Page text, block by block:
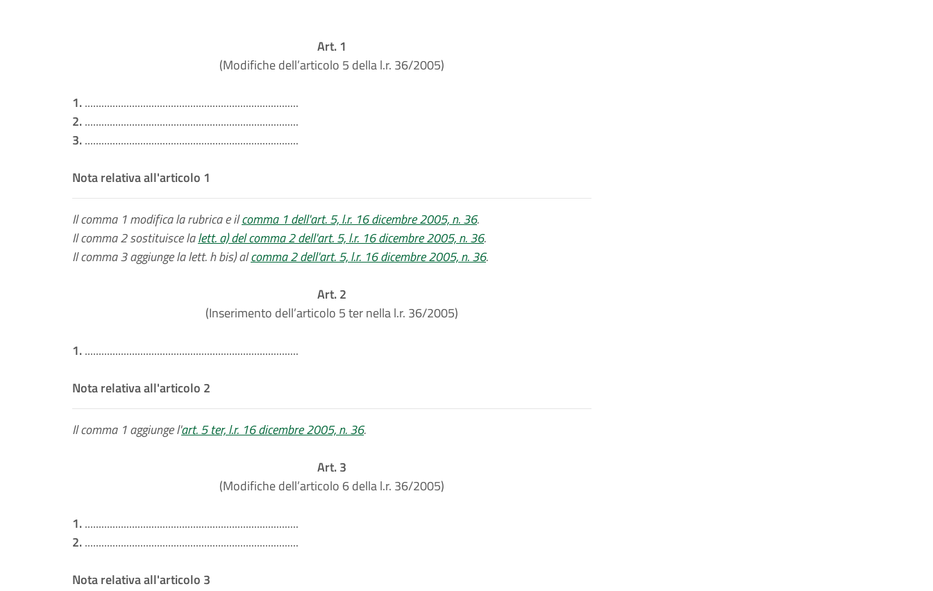
Art. 1
(Modifiche dell’articolo 5 della l.r. 36/2005)
1..............................................................................
2..............................................................................
3..............................................................................
Nota relativa all'articolo 1
Il comma 1 modifica la rubrica e ilcomma 1 dell'art. 5, l.r. 16 dicembre 2005, n. 36.
Il comma 2 sostituisce lalett. a) del comma 2 dell'art. 5, l.r. 16 dicembre 2005, n. 36.
Il comma 3 aggiunge la lett. h bis) alcomma 2 dell'art. 5, l.r. 16 dicembre 2005, n. 36.
Art. 2
(Inserimento dell’articolo 5 ter nella l.r. 36/2005)
1..............................................................................
Nota relativa all'articolo 2
Il comma 1 aggiunge l'art. 5 ter, l.r. 16 dicembre 2005, n. 36.
Art. 3
(Modifiche dell’articolo 6 della l.r. 36/2005)
1..............................................................................
2..............................................................................
Nota relativa all'articolo 3